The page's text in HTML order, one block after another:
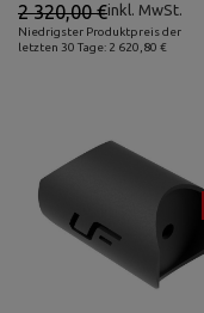
Niedrigster Produktpreis der
letzten 30 Tage: 2 620,80 €
2 320,00 €inkl. MwSt.